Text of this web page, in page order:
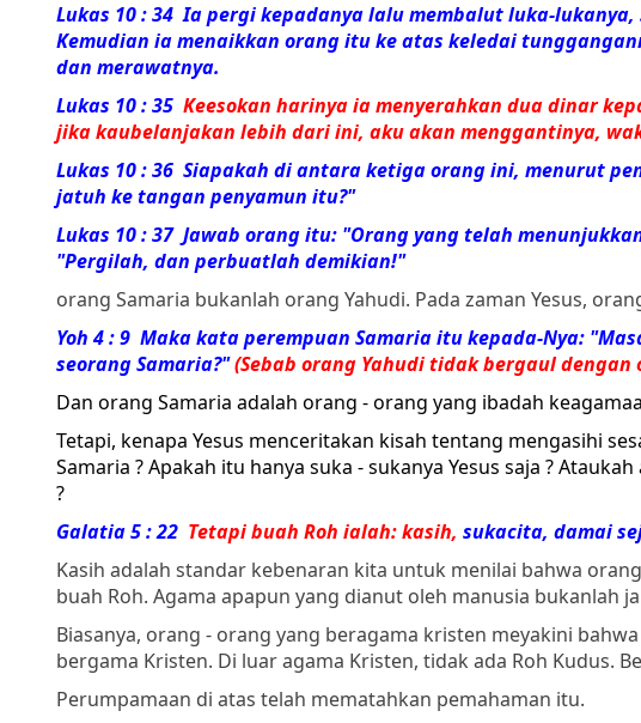
Lukas 10 : 34Ia pergi kepadanya lalu membalut luka-
Kemudian ia menaikkan orang itu ke atas keledai
dan merawatnya.
Lukas 10 : 35 Keesokan harinya ia menyerahkan dua dinar
jika kaubelanjakan lebih dari ini, aku akan menggantinya,
Lukas 10 : 36 Siapakah di antara ketiga orang ini, menurut
jatuh ke tangan penyamun itu?"
Lukas 10 : 37 Jawab orang itu: "Orang yang telah
"Pergilah, dan perbuatlah demikian!"
orang Samaria bukanlah orang Yahudi. Pada zaman Yesus,
Yoh 4 : 9 Maka kataperempuan Samariaitu kepada-Nya:
seorangSamaria?"(Sebab orang Yahudi tidak bergaul dengan
Dan orang Samaria adalah orang - orang yang ibadah
Tetapi, kenapa Yesus menceritakan kisah tentang mengasihi
Samaria ? Apakah itu hanya suka - sukanya Yesus saja ?
?
Galatia 5 : 22 Tetapibuah Roh ialah: kasih, sukacita, damai
Kasih adalah standar kebenaran kita untuk menilai bahwa
buah Roh. Agama apapun yang dianut oleh manusia bukanlah
Biasanya, orang - orang yang beragama kristen meyakini
bergama Kristen. Di luar agama Kristen, tidak ada Roh Kudus.
Perumpamaan di atas telah mematahkan pemahaman itu.